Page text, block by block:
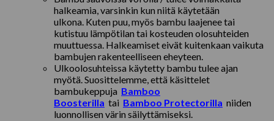
halkeamia, varsinkin kun niitä käytetään
ulkona. Kuten puu, myös bambu laajenee tai
kutistuu lämpötilan tai kosteuden olosuhteiden
muuttuessa. Halkeamiset eivät kuitenkaan vaikuta
bambujen rakenteelliseen eheyteen.
Ulkoolosuhteissa käytetty bambu tulee ajan
myötä. Suosittelemme, että käsittelet
bambukeppuja Bamboo
Boosterilla tai Bamboo Protectorilla niiden
luonnollisen värin säilyttämiseksi.